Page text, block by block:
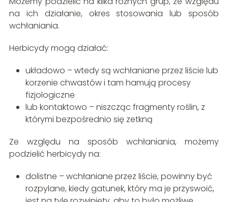
na ich działanie, okres stosowania lub sposób
wchłaniania.
Herbicydy mogą działać:
układowo – wtedy są wchłaniane przez liście lub
korzenie chwastów i tam hamują procesy
fizjologiczne
lub kontaktowo – niszcząc fragmenty roślin, z
którymi bezpośrednio się zetkną
Ze względu na sposób wchłaniania, możemy
podzielić herbicydy na:
dolistne – wchłaniane przez liście, powinny być
rozpylane, kiedy gatunek, który ma je przyswoić,